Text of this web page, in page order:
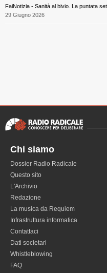
FaiNotizia - Sanità al bivio. La puntata
29 Giugno 2026
Chi siamo
Dossier Radio Radicale
Questo sito
L'Archivio
Redazione
La musica da Requiem
Infrastruttura informatica
Contattaci
Dati societari
Whistleblowing
FAQ